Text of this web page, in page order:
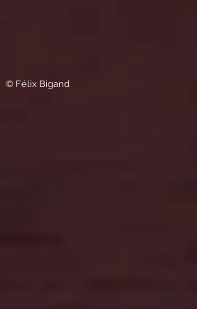
© Félix Bigand